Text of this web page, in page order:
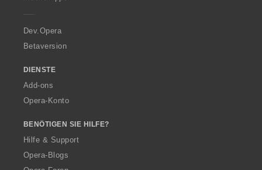
a
Dev.Opera
Betaversion
DIENSTE
Add-ons
Opera-Konto
BENÖTIGEN SIE HILFE?
Hilfe & Support
Opera-Blogs